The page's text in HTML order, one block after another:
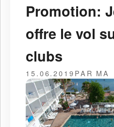
Promotion:
offre le vol
clubs
15.06.2019PAR MA